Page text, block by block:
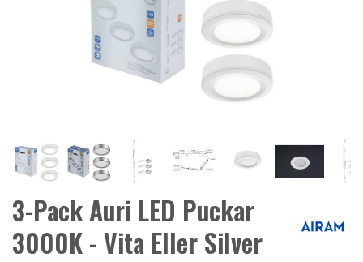
3-Pack Auri LED Puckar
3000K - Vita Eller Silver